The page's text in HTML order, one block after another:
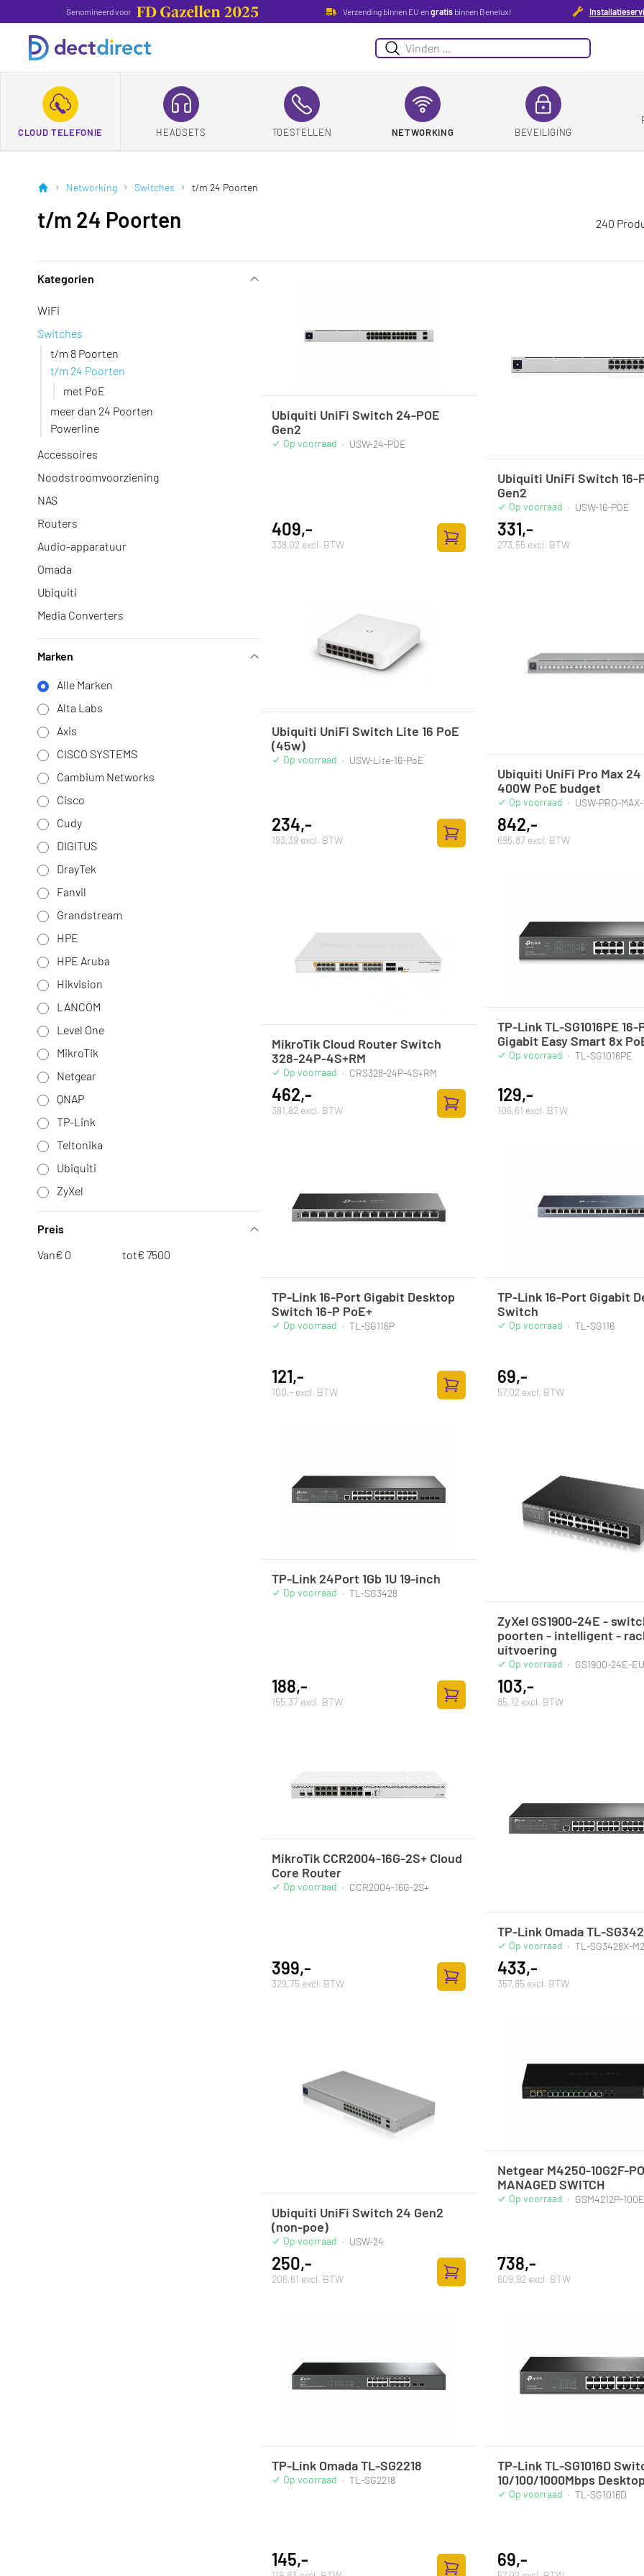
Genomineerd voor Verzending binnen EU engratisbinnen Benelux!
Suchen
CLOUD TELEFONIE HEADSETS TOESTELLEN NETWORKING BEVEILIGING
Networking Switches t/m 24 Poorten
t/m 24 Poorten 240
Kategorien
WiFi
Switches
t/m 8 Poorten
t/m 24 Poorten
met PoE
meer dan 24 Poorten
Powerline
Accessoires
Noodstroomvoorziening
NAS
Routers
Audio-apparatuur
Omada
Ubiquiti
Media Converters
Marken
Alle Marken
Alta Labs
Axis
CISCO SYSTEMS
Cambium Networks
Cisco
Cudy
DIGITUS
DrayTek
Fanvil
Grandstream
HPE
HPE Aruba
Hikvision
LANCOM
Level One
MikroTik
Netgear
QNAP
TP-Link
Teltonika
Ubiquiti
ZyXel
Preis
Van€ tot€
Ubiquiti UniFi Switch 24-POE
Gen2
Op voorraad · USW-24-POE
409,-
338,02 excl. BTW
Zum Warenkorb hinzufügen
Ubiquiti UniFi Switch 16-
Gen2
Op voorraad · USW-16-POE
331,-
273,55 excl. BTW
Ubiquiti UniFi Switch Lite 16 PoE
(45w)
Op voorraad · USW-Lite-16-PoE
234,-
193,39 excl. BTW
Zum Warenkorb hinzufügen
Ubiquiti UniFi Pro Max 24
400W PoE budget
Op voorraad · USW-PRO-
842,-
695,87 excl. BTW
MikroTik Cloud Router Switch
328-24P-4S+RM
Op voorraad · CRS328-24P-4S+RM
462,-
381,82 excl. BTW
Zum Warenkorb hinzufügen
TP-Link TL-SG1016PE 16-
Gigabit Easy Smart 8x
Op voorraad · TL-SG1016PE
129,-
106,61 excl. BTW
TP-Link 16-Port Gigabit Desktop
Switch 16-P PoE+
Op voorraad · TL-SG116P
121,-
100,- excl. BTW
Zum Warenkorb hinzufügen
TP-Link 16-Port Gigabit
Switch
Op voorraad · TL-SG116
69,-
57,02 excl. BTW
TP-Link 24Port 1Gb 1U 19-inch
Op voorraad · TL-SG3428
188,-
155,37 excl. BTW
Zum Warenkorb hinzufügen
ZyXel GS1900-24E -
poorten - intelligent -
uitvoering
Op voorraad · GS1900-24E-
103,-
85,12 excl. BTW
MikroTik CCR2004-16G-2S+ Cloud
Core Router
Op voorraad · CCR2004-16G-2S+
399,-
329,75 excl. BTW
Zum Warenkorb hinzufügen
TP-Link Omada TL-
Op voorraad · TL-SG3428X-M2
433,-
357,85 excl. BTW
Ubiquiti UniFi Switch 24 Gen2
(non-poe)
Op voorraad · USW-24
250,-
206,61 excl. BTW
Zum Warenkorb hinzufügen
Netgear M4250-10G2F-
MANAGED SWITCH
Op voorraad · GSM4212P-
738,-
609,92 excl. BTW
TP-Link Omada TL-SG2218
Op voorraad · TL-SG2218
145,-
TP-Link TL-SG1016D
10/100/1000Mbps
Op voorraad · TL-SG1016D
69,-